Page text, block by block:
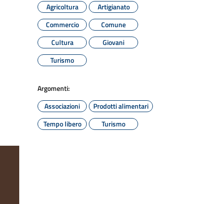
Agricoltura
Artigianato
Commercio
Comune
Cultura
Giovani
Turismo
Argomenti:
Associazioni
Prodotti alimentari
Tempo libero
Turismo